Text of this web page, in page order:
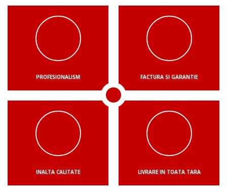
PROFESIONALISM FACTURA SI GARANTIE
INALTA CALITATE LIVRARE IN TOATA TARA